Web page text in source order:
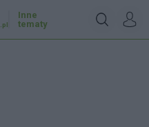
.pl
Inne
tematy